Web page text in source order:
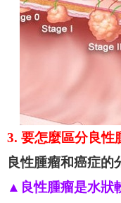
3. 要怎麼區分良性
良性腫瘤和癌症的
▲良性腫瘤是水狀